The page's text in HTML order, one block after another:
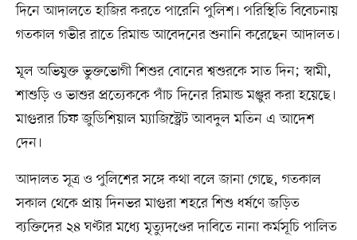
দিনে আদালতে হাজির করতে পারেনি পুলিশ। পরিস্থিতি বিবেচনায়
গতকাল গভীর রাতে রিমান্ড আবেদনের শুনানি করেছেন আদালত।
মূল অভিযুক্ত ভুক্তভোগী শিশুর বোনের শ্বশুরকে সাত দিন; স্বামী,
শাশুড়ি ও ভাশুর প্রত্যেককে পাঁচ দিনের রিমান্ড মঞ্জুর করা হয়েছে।
মাগুরার চিফ জুডিশিয়াল ম্যাজিস্ট্রেট আবদুল মতিন এ আদেশ
দেন।
আদালত সূত্র ও পুলিশের সঙ্গে কথা বলে জানা গেছে, গতকাল
সকাল থেকে প্রায় দিনভর মাগুরা শহরে শিশু ধর্ষণে জড়িত
ব্যক্তিদের ২৪ ঘণ্টার মধ্যে মৃত্যুদণ্ডের দাবিতে নানা কর্মসূচি পালিত